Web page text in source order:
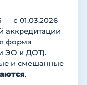
— с 01.03.2026
аккредитации
форма
ЭО и ДОТ).
и смешанные
.